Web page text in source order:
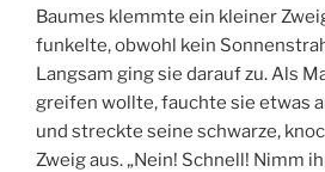
Baumes klemmte ein kleiner
funkelte, obwohl kein
Langsam ging sie darauf zu. Als
greifen wollte, fauchte sie etwas
und streckte seine schwarze,
Zweig aus. „Nein! Schnell! Nimm